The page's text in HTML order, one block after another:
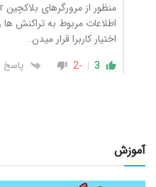
اطلاعات مربوط به تراکنش
اختیار کاربرا قرار میدن.
3
-2 پاسخ
آموزش